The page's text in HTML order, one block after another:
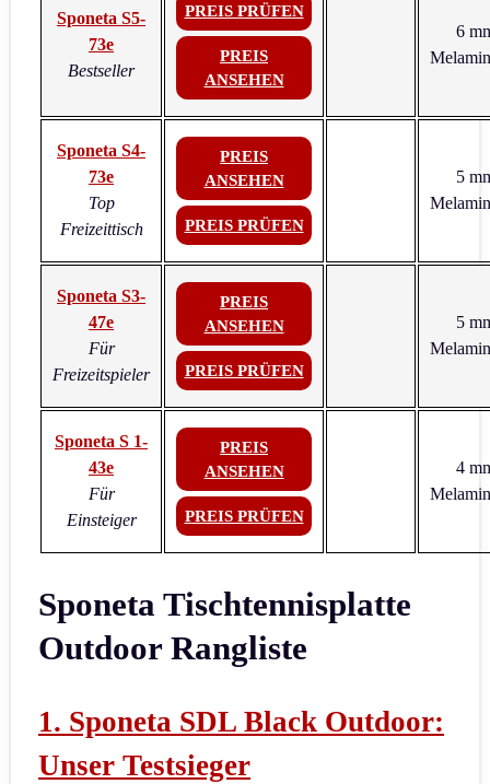
Sponeta S5-
73e
Bestseller
PREIS PRÜFEN
PREIS
ANSEHEN
6
Sponeta S4-
73e
Top
Freizeittisch
PREIS
ANSEHEN
PREIS PRÜFEN
5
Sponeta S3-
47e
Für
Freizeitspieler
PREIS
ANSEHEN
PREIS PRÜFEN
5
Sponeta S 1-
43e
Für
Einsteiger
PREIS
ANSEHEN
PREIS PRÜFEN
4
Sponeta Tischtennisplatte
Outdoor Rangliste
1. Sponeta SDL Black Outdoor:
Unser Testsieger